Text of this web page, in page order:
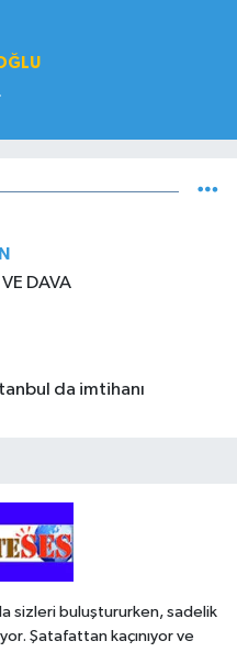
DAVA
da imtihanı
sizleri buluştururken, sadelik
Şatafattan kaçınıyor ve